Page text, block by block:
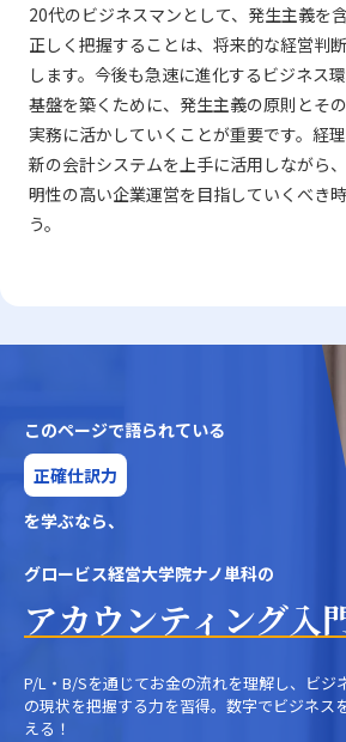
20代のビジネスマンとして、発生主義を
正しく把握することは、将来的な経営判
します。今後も急速に進化するビジネス
基盤を築くために、発生主義の原則とそ
実務に活かしていくことが重要です。経
新の会計システムを上手に活用しながら
明性の高い企業運営を目指していくべき
う。
このページで語られている
正確仕訳力
を学ぶなら、
グロービス経営大学院ナノ単科の
アカウンティング入
P/L・B/Sを通じてお金の流れを理解し、ビジ
の現状を把握する力を習得。数字でビジネス
える！